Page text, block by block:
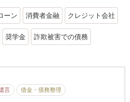
ーン 消費者金融 クレジット会社
奨学金 詐欺被害での債務
言 借金・債務整理